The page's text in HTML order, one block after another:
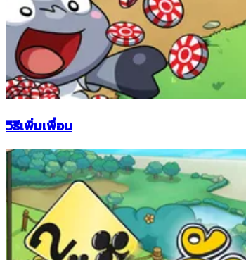
วิธีเพิ่มเพื่อน